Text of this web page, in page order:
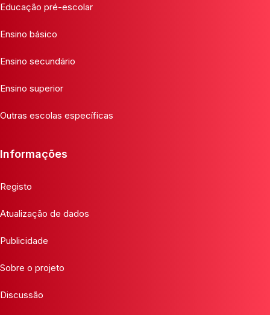
Educação pré-escolar
Ensino básico
Ensino secundário
Ensino superior
Outras escolas específicas
Informações
Registo
Atualização de dados
Publicidade
Sobre o projeto
Discussão